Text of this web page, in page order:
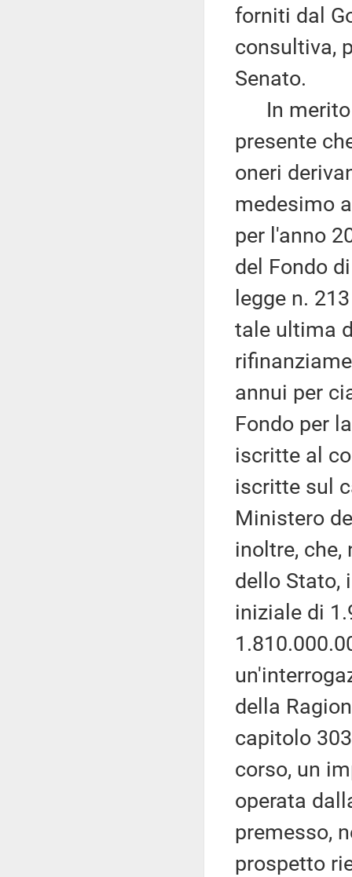
forniti dal
consultiva,
Senato.
In merito
presente
oneri
medesimo
per l'anno
del Fondo
legge n.
tale ultima
annui per
Fondo per
iscritte al
iscritte sul
Ministero
inoltre,
dello Stato,
iniziale di
della
capitolo
corso, un
operata
premesso,
prospetto